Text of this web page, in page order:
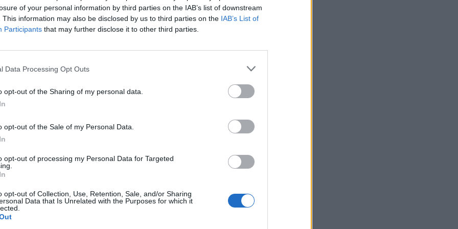
of your personal information by third parties on the IAB’s list of downstream
This information may also be disclosed by us to third parties on the IAB’s List of
Participants that may further disclose it to other third parties.
Data Processing Opt Outs
opt-out of the Sharing of my personal data.
opt-out of the Sale of my Personal Data.
opt-out of processing my Personal Data for Targeted
opt-out of Collection, Use, Retention, Sale, and/or Sharing
Data that Is Unrelated with the Purposes for which it
17:03 Euróhoz jutnak a bankok! Itt az új jegybanki eszköz!
bankrendszer devizaforráshoz jutási problémái ismertek: nehezen és drágán
frankot. Ez gondot okoz a hitelezési tevékenység minden területén, a
leánybankok helyzete valamivel egyszerűbb, de nehézségek ott...
portfolio.hu hírarchívumához tartozik, melynek olvasása előfizetéses
tartalmazza:
cikkarchívum
elmúlt 2 év napon belüli
Előfizetés